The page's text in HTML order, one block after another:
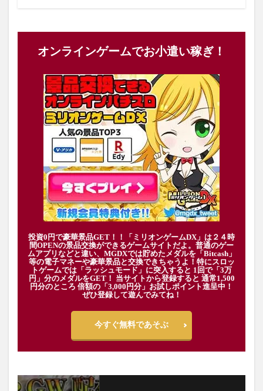
オンラインゲームでお小遣い稼ぎ！
投資0円で豪華景品GET！！「ミリオンゲームDX」は２４時
間OPENの景品交換ができるゲームサイトだよ。普通のゲー
ムアプリなどと違い、MGDXでは貯めたメダルを「Bitcash」
等の電子マネーや豪華景品と交換できちゃうよ！特にスロッ
トゲームでは「ラッシュモード」に突入すると 1回で「3万
円」分のメダルをGET！ 当サイトから登録すると 通常1,500
円分のところ 倍額の「3,000円分」お試しポイント進呈中！
ぜひ登録して遊んでみてね！
今すぐ無料であそぶ